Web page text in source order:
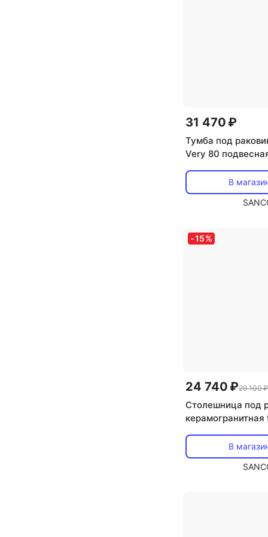
31 470 ₽
Тумба под
Very 80
В
-15%
24 740 ₽29 100 ₽
Столешница под
В